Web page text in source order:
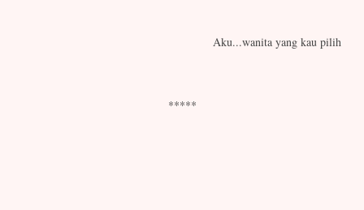
Aku...wanita yang kau pilih
*****